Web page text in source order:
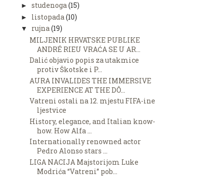
► studenoga(15)
► listopada (10)
▼ rujna(19)
MILJENIK HRVATSKE PUBLIKE
ANDRÉ RIEU VRAĆA SE U AR...
Dalić objavio popis za utakmice
protiv Škotske i P...
AURA INVALIDES THE IMMERSIVE
EXPERIENCE AT THE DÔ...
Vatreni ostali na 12. mjestu FIFA-ine
ljestvice
History, elegance, and Italian know-
how. How Alfa ...
Internationally renowned actor
Pedro Alonso stars ...
LIGA NACIJA Majstorijom Luke
Modrića “Vatreni” pob...